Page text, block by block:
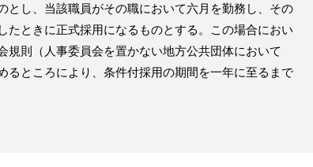
とし、当該職員がその職において六月を勤務し、その
たときに正式採用になるものとする。この場合におい
規則（人事委員会を置かない地方公共団体において
るところにより、条件付採用の期間を一年に至るまで